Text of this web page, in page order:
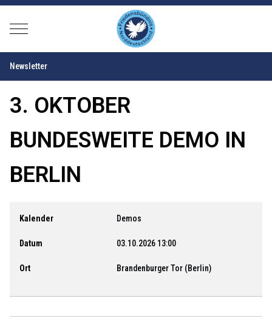
Mobile Menu Toggle
Newsletter
3. OKTOBER
BUNDESWEITE DEMO IN
BERLIN
Kalender Demos
Datum 03.10.2026 13:00
Ort Brandenburger Tor (Berlin)